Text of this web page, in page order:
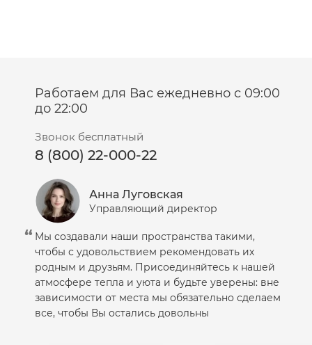
Работаем для Вас ежедневно с 09:00
до 22:00
Звонок бесплатный
8 (800) 22-000-22
Анна Луговская
Управляющий директор
Мы создавали наши пространства такими,
чтобы с удовольствием рекомендовать их
родным и друзьям. Присоединяйтесь к нашей
атмосфере тепла и уюта и будьте уверены: вне
зависимости от места мы обязательно сделаем
все, чтобы Вы остались довольны